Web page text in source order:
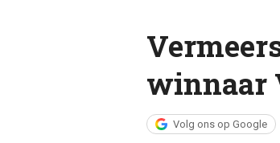
winnaar
Volg ons op Google